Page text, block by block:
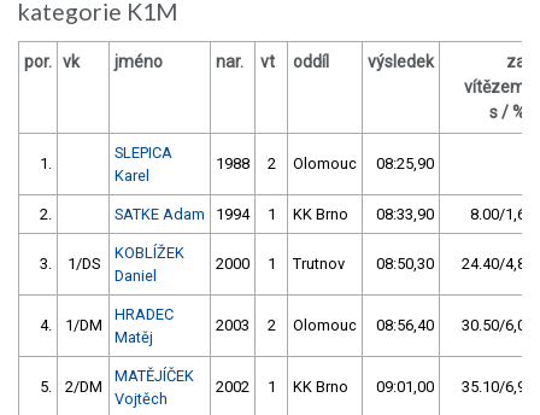
kategorie K1M
por. vk jméno nar. vt oddíl výsledek
za
vítězem
s / %
1.
SLEPICA
Karel
1988 2 Olomouc 08:25,90
2. SATKE Adam 1994 1 KK Brno 08:33,90 8.00/1,6
3. 1/DS
KOBLÍŽEK
Daniel
2000 1 Trutnov 08:50,30 24.40/4,8
4. 1/DM
HRADEC
Matěj
2003 2 Olomouc 08:56,40 30.50/6,0
5. 2/DM
MATĚJÍČEK
Vojtěch
2002 1 KK Brno 09:01,00 35.10/6,9